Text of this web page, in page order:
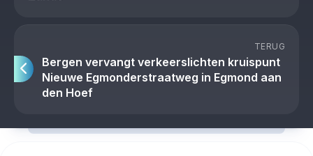
TERUG
Bergen vervangt verkeerslichten kruispunt
Nieuwe Egmonderstraatweg in Egmond aan
den Hoef